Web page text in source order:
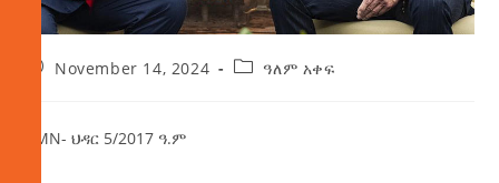
November 14, 2024 ዓለም አቀፍ
AMN- ህዳር 5/2017 ዓ.ም